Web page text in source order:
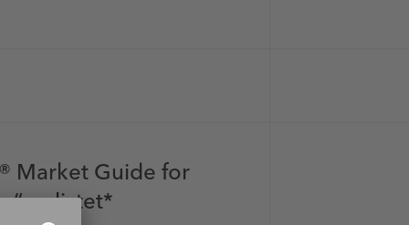
Market Guide for
gelistet*